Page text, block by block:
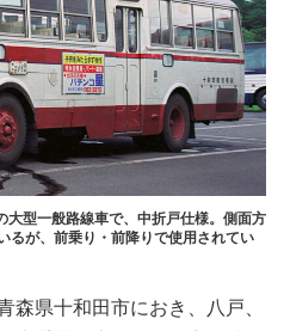
大型一般路線車で、中折戸仕様。側面方
るが、前乗り・前降りで使用されてい
県十和田市におき、八戸、